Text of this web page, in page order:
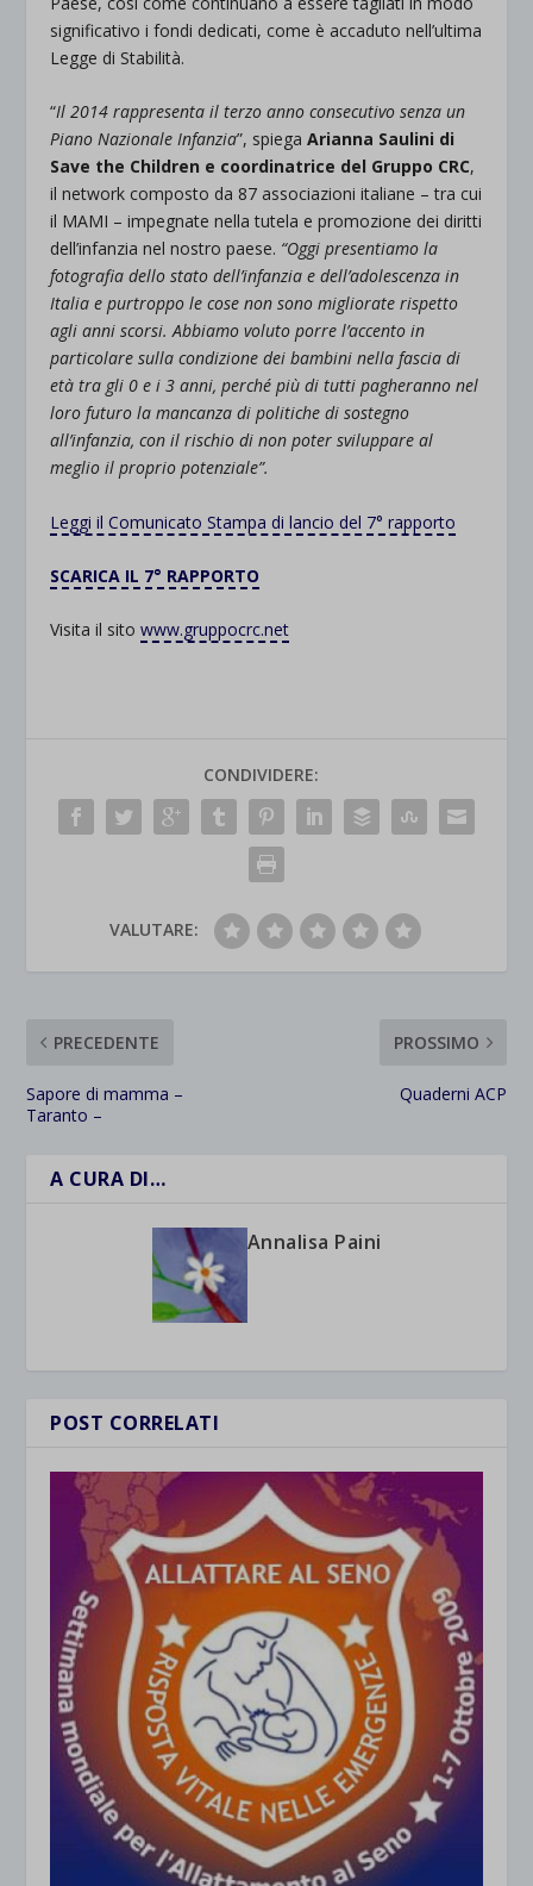
significativo i fondi dedicati, come è accaduto nell’ultima
Legge di Stabilità.
“Il 2014 rappresenta il terzo anno consecutivo senza un
Piano Nazionale Infanzia”, spiegaArianna Saulini di
Save the Children e coordinatrice del Gruppo CRC,
il network composto da 87 associazioni italiane – tra cui
il MAMI – impegnate nella tutela e promozione dei diritti
dell’infanzia nel nostro paese. “Oggi presentiamo la
fotografia dello stato dell’infanzia e dell’adolescenza in
Italia e purtroppo le cose non sono migliorate rispetto
agli anni scorsi. Abbiamo voluto porre l’accento in
particolare sulla condizione dei bambini nella fascia di
età tra gli 0 e i 3 anni, perché più di tutti pagheranno nel
loro futuro la mancanza di politiche di sostegno
all’infanzia, con il rischio di non poter sviluppare al
meglio il proprio potenziale”.
Leggi il Comunicato Stampa di lancio del 7° rapporto
SCARICA IL 7° RAPPORTO
Visita il sitowww.gruppocrc.net
CONDIVIDERE:
VALUTARE:
PRECEDENTE
Sapore di mamma –
Taranto –
PROSSIMO
Quaderni ACP
A CURA DI…
Annalisa Paini
POST CORRELATI